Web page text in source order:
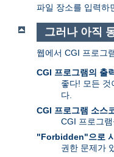
파일 장소를 입력하
그러나 아직
웹에서 CGI 프로그
CGI 프로그램의 출
좋다! 모든 것
다.
CGI 프로그램 소
CGI 프로그
"Forbidden"으로
권한 문제가